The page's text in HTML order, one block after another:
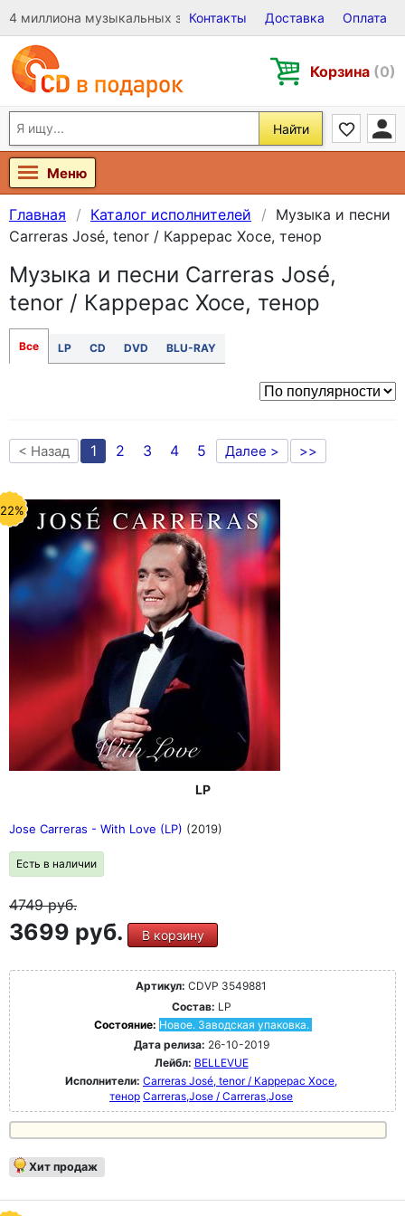
4 миллиона музыкальных записей на Виниле, CD и DVD
Контакты Доставка Оплата
Корзина (0)
Найти
Меню
Главная Каталог исполнителей
Музыка и песни
Carreras José, tenor / Каррерас Хосе, тенор
Музыка и песни Carreras José,
tenor / Каррерас Хосе, тенор
Все LP CD DVD BLU-RAY
< Назад 1 2 3 4 5 Далее > >>
LP
Jose Carreras - With Love (LP) (2019)
Есть в наличии
4749руб.
3699 руб. В корзину
Артикул: CDVP 3549881
Состав: LP
Состояние: Новое. Заводская упаковка.
Дата релиза: 26-10-2019
Лейбл: BELLEVUE
Исполнители: Carreras José, tenor / Каррерас Хосе,
тенор Carreras,Jose / Carreras,Jose
Хит продаж